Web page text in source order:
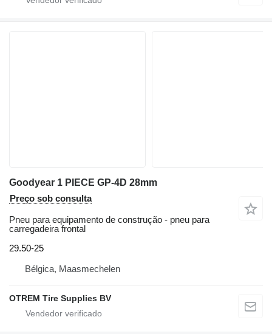
Goodyear 1 PIECE GP-4D 28mm
Preço sob consulta
Pneu para equipamento de construção - pneu para
carregadeira frontal
29.50-25
Bélgica, Maasmechelen
OTREM Tire Supplies BV